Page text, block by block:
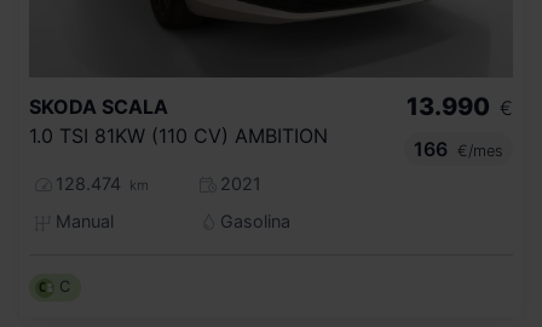
SKODA SCALA
1.0 TSI 81KW (110 CV) AMBITION
128.474 km
2021
Manual
Gasolina
13.990 €
166
€/mes
C